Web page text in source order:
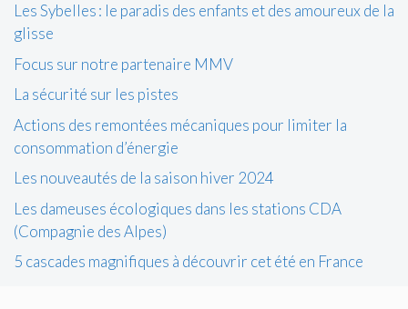
Les Sybelles : le paradis des enfants et des amoureux de la
glisse
Focus sur notre partenaire MMV
La sécurité sur les pistes
Actions des remontées mécaniques pour limiter la
consommation d’énergie
Les nouveautés de la saison hiver 2024
Les dameuses écologiques dans les stations CDA
(Compagnie des Alpes)
5 cascades magnifiques à découvrir cet été en France